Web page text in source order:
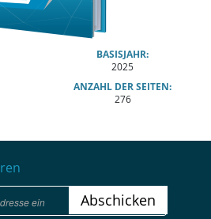
BASISJAHR:
2025
ANZAHL DER SEITEN:
276
Abschicken